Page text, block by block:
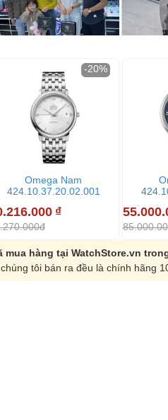
Omega Nam
424.10.37.20.02.001
₫
-20%
mua hàng tại WatchStore.vn
tôi bán ra đều là chính hãng